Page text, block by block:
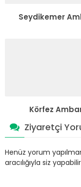
Seydikemer
Körfez
Ziyaretçi
Henüz yorum
aracılığıyla siz